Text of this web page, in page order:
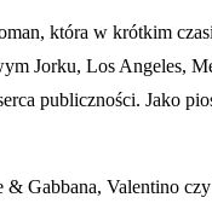
która w krótkim
Jorku, Los Angeles,
publiczności. Jako
Gabbana, Valentino